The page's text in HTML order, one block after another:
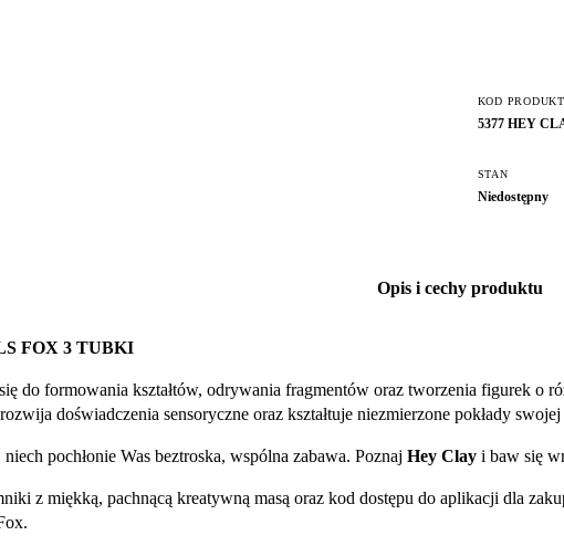
KOD
5377 HEY
STAN
Niedostępny
Opis i cechy produktu
FOX 3 TUBKI
do formowania kształtów, odrywania fragmentów oraz tworzenia figurek
doświadczenia sensoryczne oraz kształtuje niezmierzone pokłady
pochłonie Was beztroska, wspólna zabawa. Poznaj Hey Clay i baw się
z miękką, pachnącą kreatywną masą oraz kod dostępu do aplikacji dla